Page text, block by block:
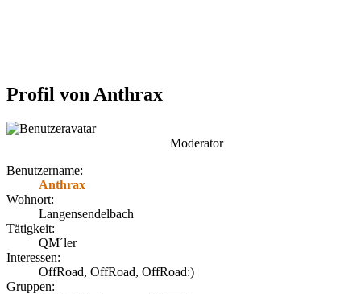
Profil von Anthrax
Moderator
Benutzername:
Anthrax
Wohnort:
Langensendelbach
Tätigkeit:
QM´ler
Interessen:
OffRoad, OffRoad, OffRoad:)
Gruppen: